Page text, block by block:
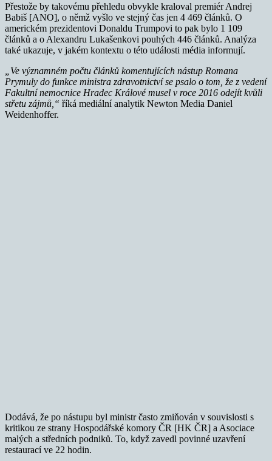
Přestože by takovému přehledu obvykle kraloval premiér Andrej
Babiš [ANO], o němž vyšlo ve stejný čas jen 4 469 článků. O
americkém prezidentovi Donaldu Trumpovi to pak bylo 1 109
článků a o Alexandru Lukašenkovi pouhých 446 článků. Analýza
také ukazuje, v jakém kontextu o této události média informují.
„Ve významném počtu článků komentujících nástup Romana
Prymuly do funkce ministra zdravotnictví se psalo o tom, že z vedení
Fakultní nemocnice Hradec Králové musel v roce 2016 odejít kvůli
střetu zájmů,“ říká mediální analytik Newton Media Daniel
Weidenhoffer.
Dodává, že po nástupu byl ministr často zmiňován v souvislosti s
kritikou ze strany Hospodářské komory ČR [HK ČR] a Asociace
malých a středních podniků. To, když zavedl povinné uzavření
restaurací ve 22 hodin.